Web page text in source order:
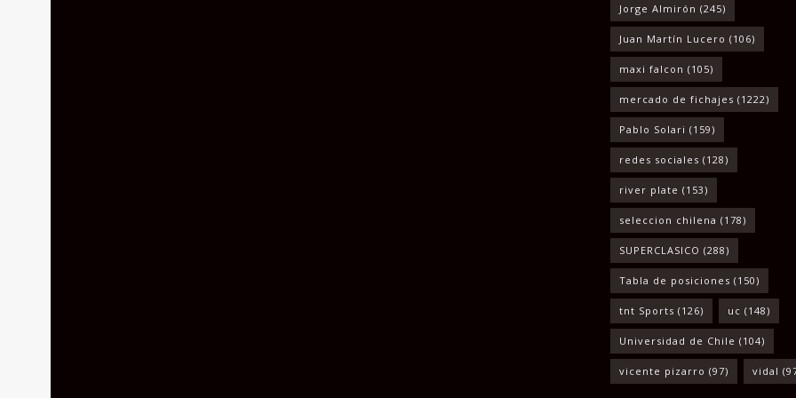
Jorge Almirón (245)
Juan Martín Lucero (106)
maxi falcon (105)
mercado de fichajes (1222)
Pablo Solari (159)
redes sociales (128)
river plate (153)
seleccion chilena (178)
SUPERCLASICO (288)
Tabla de posiciones (150)
tnt Sports (126) uc (148)
Universidad de Chile (104)
vicente pizarro (97) vidal